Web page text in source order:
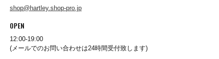
Carhartt
shop@hartley.shop-pro.jp
OPEN
12:00-19:00
(メールでのお問い合わせは24時間受付致します)